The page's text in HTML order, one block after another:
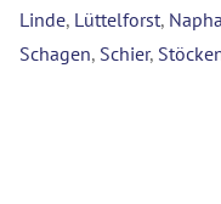
Linde, Lüttelforst,
Schagen, Schier,